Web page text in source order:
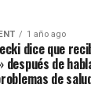
1 año ago
dice que
después de
de